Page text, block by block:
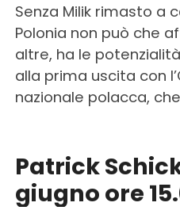
Senza Milik rimasto a
Polonia non può che
altre, ha le
alla prima uscita con
nazionale polacca,
Patrick
giugno ore